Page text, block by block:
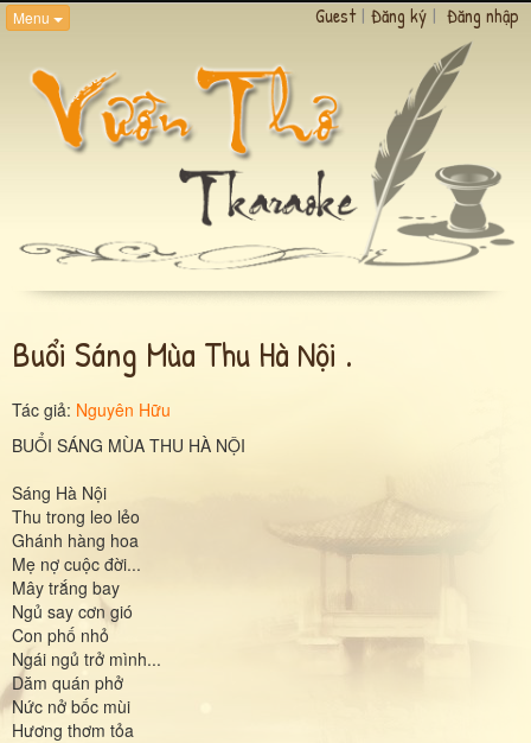
Menu Guest | Đăng ký | Đăng nhập
Buổi Sáng Mùa Thu Hà Nội .
Tác giả: Nguyên Hữu
BUỔI SÁNG MÙA THU HÀ NỘI
Sáng Hà Nội
Thu trong leo lẻo
Ghánh hàng hoa
Mẹ nợ cuộc đời...
Mây trắng bay
Ngủ say cơn gió
Con phố nhỏ
Ngái ngủ trở mình...
Dăm quán phở
Nức nở bốc mùi
Hương thơm tỏa